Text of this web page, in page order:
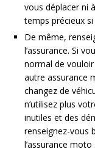
vous déplacer ni
temps précieux
De même,
l’assurance. Si
normal de
autre assurance
changez de
n’utilisez plus
inutiles et des
renseignez-vous
l’assurance moto